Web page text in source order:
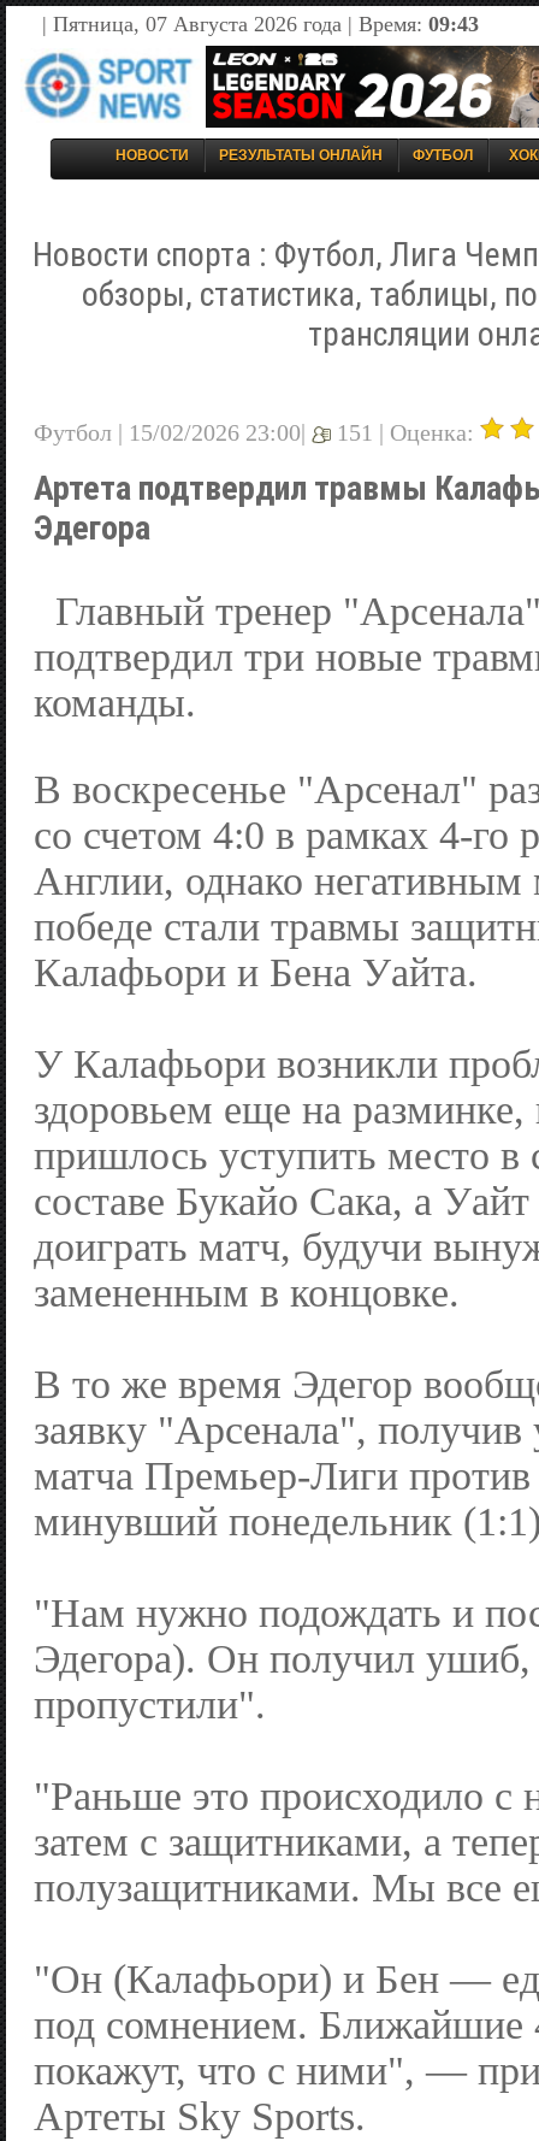
| Пятница, 07 Августа 2026 года | Время: 09:43
НОВОСТИ РЕЗУЛЬТАТЫ ОНЛАЙН ФУТБОЛ
Новости спорта : Футбол, Лига
обзоры, статистика, таблицы,
трансляции
Футбол | 15/02/2026 23:00| 151 | Оценка:
Артета подтвердил травмы
Эдегора
Главный тренер
подтвердил три новые
команды.
В воскресенье "Арсенал"
со счетом 4:0 в рамках 4-го
Англии, однако
победе стали травмы
Калафьори и Бена Уайта.
У Калафьори возникли
здоровьем еще на разминке,
пришлось уступить место в
составе Букайо Сака, а
доиграть матч, будучи
замененным в концовке.
В то же время Эдегор
заявку "Арсенала",
матча Премьер-Лиги
минувший понедельник
"Нам нужно подождать и
Эдегора). Он получил
пропустили".
"Раньше это происходило
затем с защитниками, а
полузащитниками. Мы все
"Он (Калафьори) и Бен —
под сомнением. Ближайшие
покажут, что с ними", —
Артеты Sky Sports.